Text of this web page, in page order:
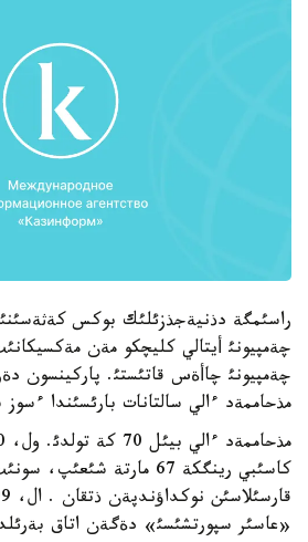
راسئمگة دذنيةجذزئلئك بوكس
چةمپيونئ أيتالي كليچكو مةن
چةمپيونئ چاأةس قاتئستئ. پاركينسون
مذحاممةد ءالي سالتانات بارئسئندا
«عاسئر سپورتشئسئ» دةگةن اتاق